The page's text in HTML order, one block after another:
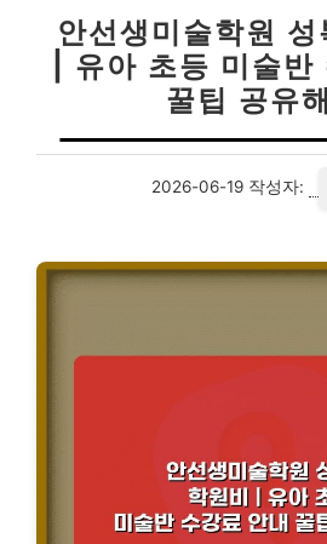
안선생미술학원 성
| 유아 초등 미술반
꿀팁 공유
2026-06-19 작성자: